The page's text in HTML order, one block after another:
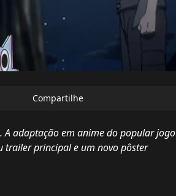
Compartilhe
adaptação em anime do popular jogo
trailer principal e um novo pôster